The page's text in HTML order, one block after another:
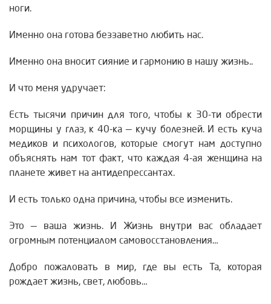
ноги.
Именно она готова беззаветно любить нас.
Именно она вносит сияние и гармонию в нашу жизнь..
И что меня удручает:
Есть тысячи причин для того, чтобы к 30-ти обрести
морщины у глаз, к 40-ка — кучу болезней. И есть куча
медиков и психологов, которые смогут нам доступно
объяснять нам тот факт, что каждая 4-ая женщина на
планете живет на антидепрессантах.
И есть только одна причина, чтобы все изменить.
Это — ваша жизнь. И Жизнь внутри вас обладает
огромным потенциалом самовосстановления…
Добро пожаловать в мир, где вы есть Та, которая
рождает жизнь, свет, любовь…